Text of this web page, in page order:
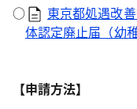
○
東京都処遇改
体認定廃止届（幼
【申請方法】